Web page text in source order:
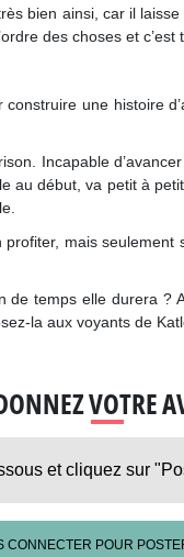
bien ainsi, car il
des choses et
une histoire
Incapable
au début, va petit à
mais
temps elle durera
la aux voyants de
VOTRE
et cliquez sur
CONNECTER POUR